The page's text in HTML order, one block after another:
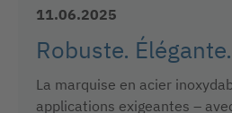
11.06.2025
Robuste.
La marquise en acier
applications exigeantes –